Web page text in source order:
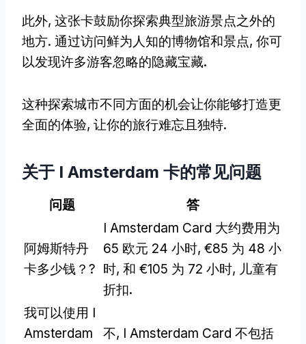
此外, 这张卡鼓励你探索典型旅游景点之外的
地方. 通过访问鲜为人知的博物馆和景点, 你可
以发现许多游客忽略的隐藏宝藏.
这种探索城市不同方面的机会让你能够打造更
全面的体验, 让你的旅行难忘且独特.
关于 I Amsterdam 卡的常见问题
问题 答
阿姆斯特丹
卡多少钱？?
I Amsterdam Card 大约费用为
65 欧元 24 小时, €85 为 48 小
时, 和 €105 为 72 小时, 儿童有
折扣.
我可以使用 I
Amsterdam
不, I Amsterdam Card 不包括